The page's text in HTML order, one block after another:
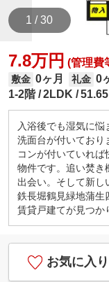
1 / 30
7.8万円 (管理費
敷金 0ヶ月 礼金 0
1-2階 2LDK
入浴後でも湿気に
洗面台が付いており
コンが付いていれ
物件です。追い焚き
出会い。そして新し
鉄長堀鶴見緑地蒲生
賃貸戸建てが見つか
お気に入